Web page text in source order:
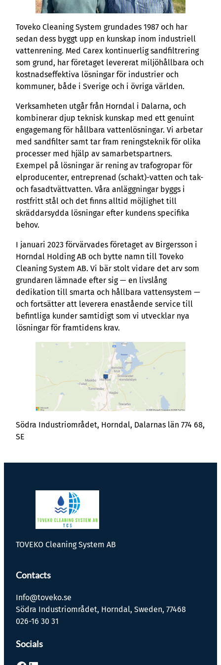
Toveko Cleaning System grundades 1987 och har
sedan dess byggt upp en kunskap inom industriell
vattenrening. Med Carex kontinuerlig sandfiltrering
som grund, har företaget levererat miljöhållbara och
kostnadseffektiva lösningar för industrier och
kommuner, både i Sverige och i övriga världen.
Verksamheten utgår från Horndal i Dalarna, och
kombinerar djup teknisk kunskap med ett genuint
engagemang för hållbara vattenlösningar. Vi arbetar
med sandfilter samt tar fram reningsteknik för olika
processer med hjälp av samarbetspartners.
Exempel på lösningar är rening av trafogropar för
elproducenter, entreprenad (schakt)-vatten och tak-
och fasadtvättvatten. Våra anläggningar byggs i
rostfritt stål och det finns alltid möjlighet till
skräddarsydda lösningar efter kundens specifika
behov.
I januari 2023 förvärvades företaget av Birgersson i
Horndal Holding AB och bytte namn till Toveko
Cleaning System AB. Vi bär stolt vidare det arv som
grundaren lämnade efter sig — en livslång
dedikation till smarta och hållbara vattensystem —
och fortsätter att leverera enastående service till
befintliga kunder samtidigt som vi utvecklar nya
lösningar för framtidens krav.
Södra Industriområdet, Horndal, Dalarnas län 774 68,
SE
TOVEKO Cleaning System AB
Contacts
Info@toveko.se
Södra Industriområdet, Horndal, Sweden, 77468
026-16 30 31
Socials